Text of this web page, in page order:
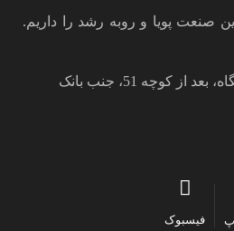
صنعت پویا و روبه رشد را داریم.
آدرس: اصفهان، بلوار آتشگاه، بعد از کوچه 51، جنب بانک
فیسبوک